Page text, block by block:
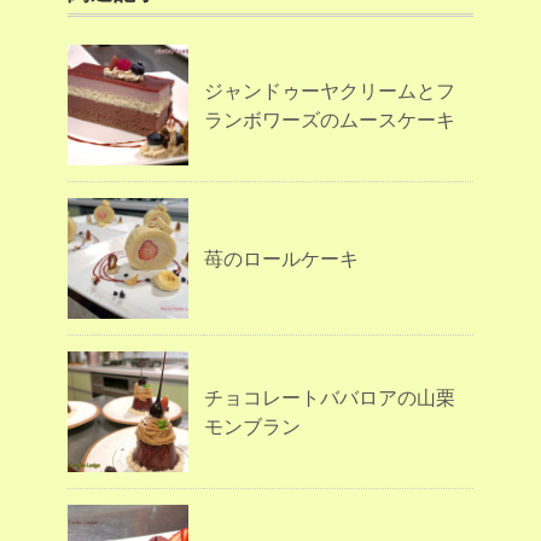
ジャンドゥーヤクリームとフ
ランボワーズのムースケーキ
苺のロールケーキ
チョコレートババロアの山栗
モンブラン